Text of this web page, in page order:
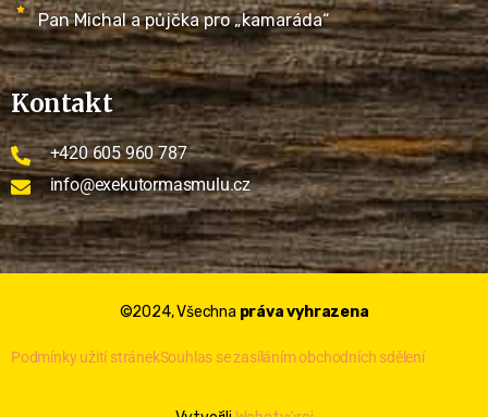
Pan Michal a půjčka pro „kamaráda“
Kontakt
+420 605 960 787
info@exekutormasmulu.cz
©2024, Všechna práva vyhrazena
Podmínky užití stránekSouhlas se zasíláním obchodních sdělení